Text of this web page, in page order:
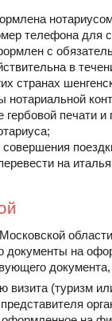
телефона
с
в
странах
нотариальной
гербовой печати
на
документы на
визита (туризм